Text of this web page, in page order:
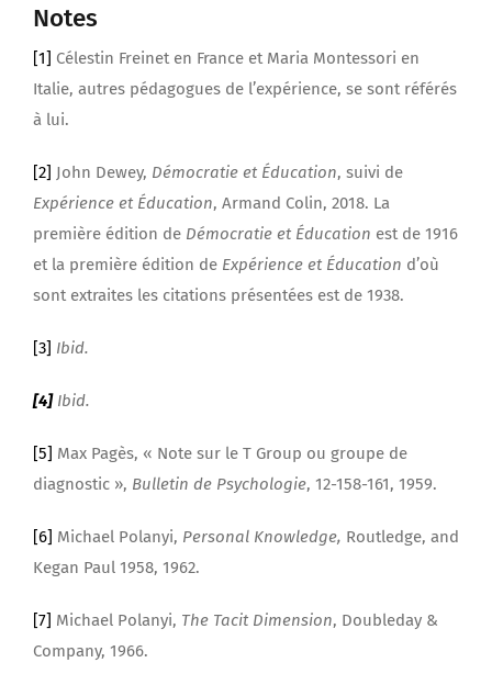
Notes
[1] Célestin Freinet en France et Maria Montessori en
Italie, autres pédagogues de l’expérience, se sont référés
à lui.
[2] John Dewey, Démocratie et Éducation, suivi de
Expérience et Éducation, Armand Colin, 2018. La
première édition de Démocratie et Éducation est de 1916
et la première édition de Expérience et Éducation d’où
sont extraites les citations présentées est de 1938.
[3] Ibid.
[4]Ibid.
[5] Max Pagès, « Note sur le T Group ou groupe de
diagnostic », Bulletin de Psychologie, 12-158-161, 1959.
[6] Michael Polanyi, Personal Knowledge, Routledge, and
Kegan Paul 1958, 1962.
[7] Michael Polanyi, The Tacit Dimension, Doubleday &
Company, 1966.